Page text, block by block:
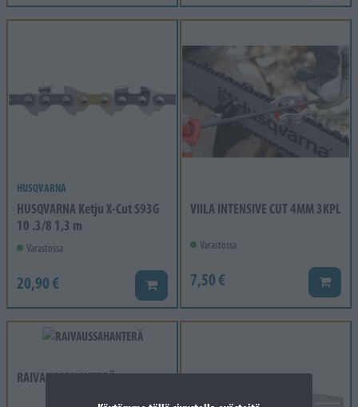
HUSQVARNA
HUSQVARNA Ketju X-Cut S93G
10 .3/8 1,3 m
Varastossa
20,90 € Lisää koriin
VIILA INTENSIVE CUT 4MM 3KPL
Varastossa
7,50 € Lisää
RAIVAUSSAHANTERÄ